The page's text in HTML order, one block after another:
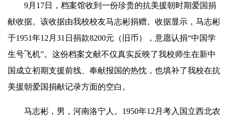
9月17日，档案馆收到一份珍贵的抗美援朝时期爱国捐
献收据。该收据由我校校友马志彬捐赠。收据显示，马志彬
于1951年12月31日捐款8200元（旧币），意愿认捐“中国学
生号飞机”。这份档案文献不仅真实反映了我校师生在新中
国成立初期支援前线、奉献报国的热忱，也填补了我校在抗
美援朝爱国捐献记录方面的空白。
马志彬，男，河南洛宁人。1950年12月考入国立西北农